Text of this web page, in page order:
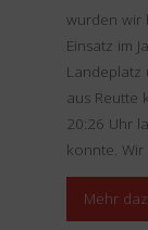
wurden wir
Einsatz im
Landeplatz
aus Reutte
20:26 Uhr
konnte.
Mehr